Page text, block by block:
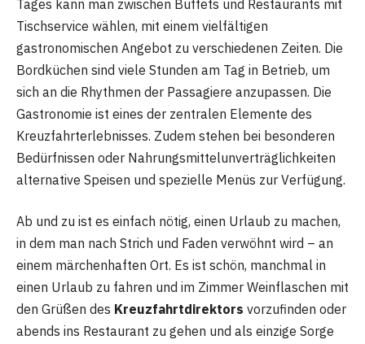
Tages kann man zwischen Buffets und Restaurants mit
Tischservice wählen, mit einem vielfältigen
gastronomischen Angebot zu verschiedenen Zeiten. Die
Bordküchen sind viele Stunden am Tag in Betrieb, um
sich an die Rhythmen der Passagiere anzupassen. Die
Gastronomie ist eines der zentralen Elemente des
Kreuzfahrterlebnisses. Zudem stehen bei besonderen
Bedürfnissen oder Nahrungsmittelunverträglichkeiten
alternative Speisen und spezielle Menüs zur Verfügung.
Ab und zu ist es einfach nötig, einen Urlaub zu machen,
in dem man nach Strich und Faden verwöhnt wird – an
einem märchenhaften Ort. Es ist schön, manchmal in
einen Urlaub zu fahren und im Zimmer Weinflaschen mit
den Grüßen des Kreuzfahrtdirektors vorzufinden oder
abends ins Restaurant zu gehen und als einzige Sorge